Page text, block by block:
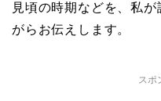
見頃の時期などを、私
がらお伝えします。
スポ